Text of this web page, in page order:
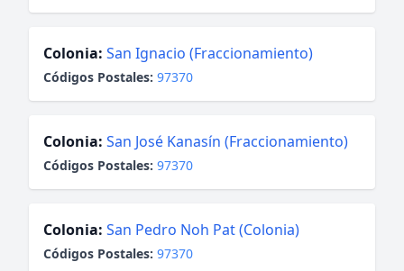
Colonia: San Ignacio (Fraccionamiento)
Códigos Postales: 97370
Colonia: San José Kanasín (Fraccionamiento)
Códigos Postales: 97370
Colonia: San Pedro Noh Pat (Colonia)
Códigos Postales: 97370